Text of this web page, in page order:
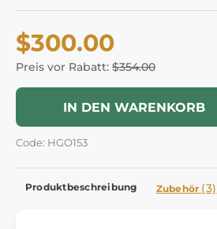
$300.00
Preis vor Rabatt: $354.00
IN DEN WARENKORB
Code: HGO153
Produktbeschreibung Zubehör (3)